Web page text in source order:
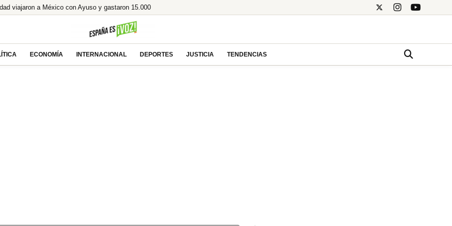
viajaron a México con Ayuso y gastaron 15.000
atrapa en un encierro que hiela la sangre
que hizo historia
Gobierno de Colombia
ECONOMÍA INTERNACIONAL DEPORTES JUSTICIA TENDENCIAS